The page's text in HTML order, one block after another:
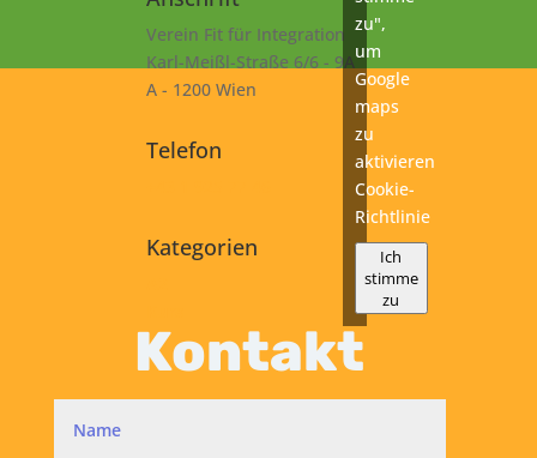
Verein Fit für Integration
Karl-Meißl-Straße 6/6 - 9A
A - 1200 Wien
Telefon
Kategorien
zu",
um
Google
maps
zu
aktivieren
Cookie-
Richtlinie
Ich
stimme
zu
Kontakt